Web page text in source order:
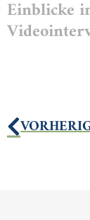
Einblicke